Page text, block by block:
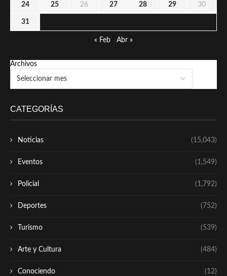
24 25 26 27 28 29 30
31
« Feb Abr »
Archivos
CATEGORÍAS
Noticias (15,043)
Eventos (1,549)
Policial (1,792)
Deportes (752)
Turismo (539)
Arte y Cultura (484)
Conociendo (12)